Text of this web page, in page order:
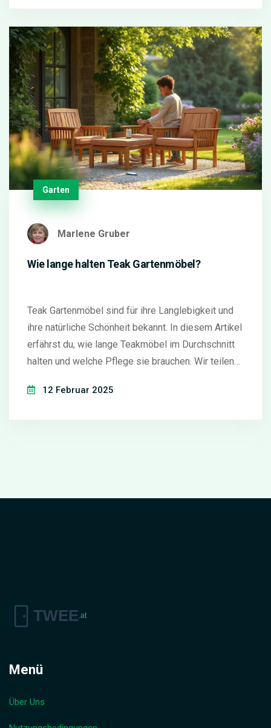
Garten
Marlene Gruber
Wie lange halten Teak Gartenmöbel?
Teak Gartenmöbel sind für ihre Langlebigkeit und
ihre natürliche Schönheit bekannt. In diesem Artikel
erfährst du, wie lange Teakmöbel im Durchschnitt
halten und welche Pflege sie brauchen. Wir teilen
ihre Lebensdauer zu verlängern. Außerdem gibt es
12 Februar 2025
Menü
Über Uns